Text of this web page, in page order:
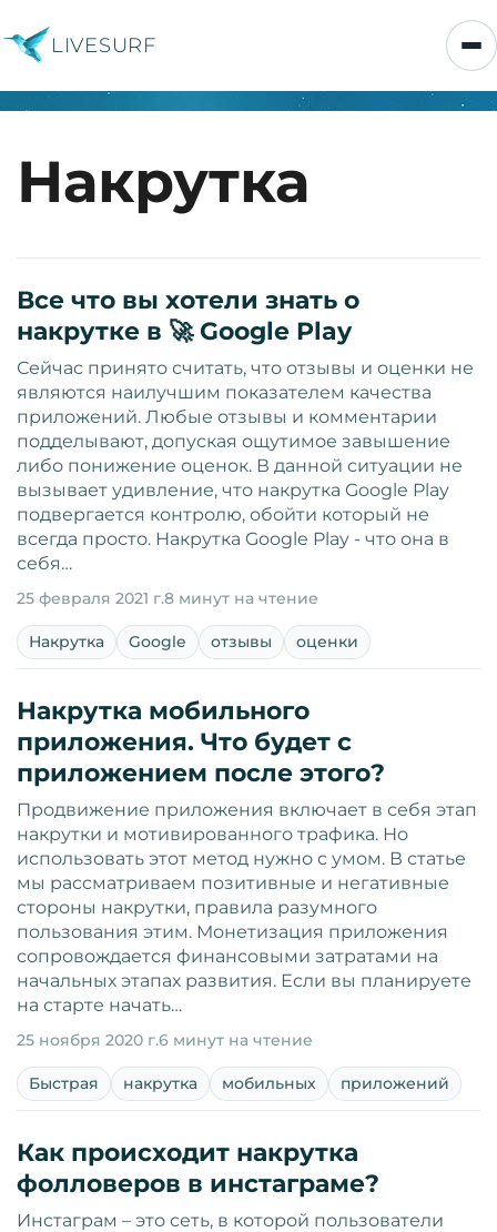
LIVESURF
Накрутка
Все что вы хотели знать о
накрутке в 🚀 Google Play
Сейчас принято считать, что отзывы и оценки не
являются наилучшим показателем качества
приложений. Любые отзывы и комментарии
подделывают, допуская ощутимое завышение
либо понижение оценок. В данной ситуации не
вызывает удивление, что накрутка Google Play
подвергается контролю, обойти который не
всегда просто. Накрутка Google Play - что она в
себя…
25 февраля 2021 г.8 минут на чтение
Накрутка Google отзывы оценки
Накрутка мобильного
приложения. Что будет с
приложением после этого?
Продвижение приложения включает в себя этап
накрутки и мотивированного трафика. Но
использовать этот метод нужно с умом. В статье
мы рассматриваем позитивные и негативные
стороны накрутки, правила разумного
пользования этим. Монетизация приложения
сопровождается финансовыми затратами на
начальных этапах развития. Если вы планируете
на старте начать…
25 ноября 2020 г.6 минут на чтение
Быстрая накрутка мобильных приложений
Как происходит накрутка
фолловеров в инстаграме?
Инстаграм – это сеть, в которой пользователи